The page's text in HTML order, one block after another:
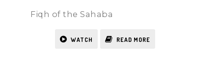
Fiqh of the Sahaba
WATCH READ MORE